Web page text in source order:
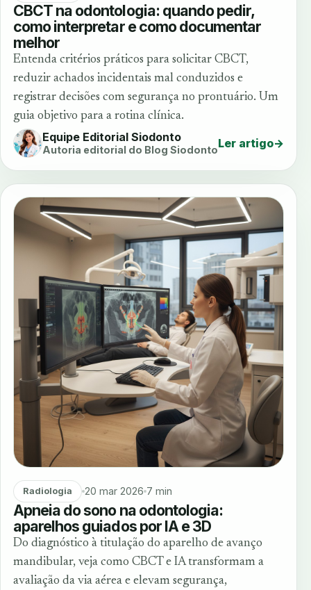
CBCT na odontologia: quando pedir,
como interpretar e como documentar
melhor
Entenda critérios práticos para solicitar CBCT,
reduzir achados incidentais mal conduzidos e
registrar decisões com segurança no prontuário. Um
guia objetivo para a rotina clínica.
Equipe Editorial Siodonto
Autoria editorial do Blog SiodontoLer artigo→
Radiologia 20 mar 2026 7 min
Apneia do sono na odontologia:
aparelhos guiados por IA e 3D
Do diagnóstico à titulação do aparelho de avanço
mandibular, veja como CBCT e IA transformam a
avaliação da via aérea e elevam segurança,